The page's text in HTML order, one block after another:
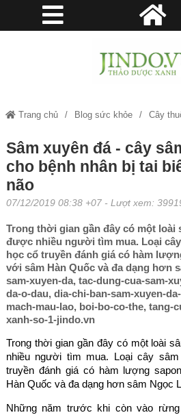
Trang chủ Blog sức khỏe Cây
Sâm xuyên đá - cây sâm quý để điều trị
máu não
Sâm xuyên đá - cây
cho bệnh nhân bị tai
não
07/12/2019 08:38 +07 - Lượt xem:
Trong thời gian gần đây có một loài
được nhiều người tìm mua. Loại
học cổ truyền đánh giá có hàm
với sâm Hàn Quốc và đa dạng hơn
sam-xuyen-da, tac-dung-cua-sam-
da-o-dau, dia-chi-ban-sam-xuyen-
mach-mau-lao, boi-bo-co-the, tang-
xanh-so-1-jindo.vn
Trong thời gian gần đây có một loài
nhiều người tìm mua. Loại cây
truyền đánh giá có hàm lượng
Hàn Quốc và đa dạng hơn sâm Ngọc
Những năm trước khi còn vào